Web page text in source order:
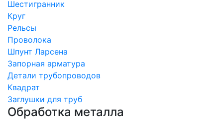
Шестигранник
Круг
Рельсы
Проволока
Шпунт Ларсена
Запорная арматура
Детали трубопроводов
Квадрат
Заглушки для труб
Обработка металла